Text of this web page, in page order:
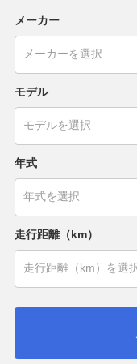
メーカー
モデル
年式
走行距離（km）